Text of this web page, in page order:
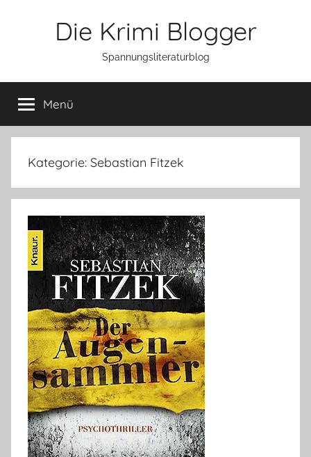
Die Krimi Blogger
Spannungsliteraturblog
Menü
Kategorie: Sebastian Fitzek